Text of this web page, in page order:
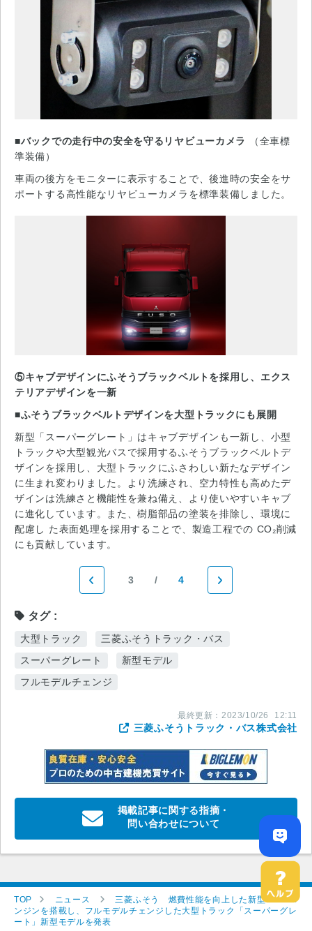
■バックでの走行中の安全を守るリヤビューカメラ
（全車標
準装備）
車両の後方をモニターに表示することで、後進時の安全をサ
ポートする高性能なリヤビューカメラを標準装備しました。
⑤キャブデザインにふそうブラックベルトを採用し、エクス
テリアデザインを一新
■ふそうブラックベルトデザインを大型トラックにも展開
新型「スーパーグレート」はキャブデザインも一新し、小型
トラックや大型観光バスで採用するふそうブラックベルトデ
ザインを採用し、大型トラックにふさわしい新たなデザイン
に生まれ変わりました。より洗練され、空力特性も高めたデ
ザインは洗練さと機能性を兼ね備え、より使いやすいキャブ
に進化しています。また、樹脂部品の塗装を排除し、環境に
配慮し た表面処理を採用することで、製造工程での CO₂削減
にも貢献しています。
3 4
タグ
大型トラック
三菱ふそうトラック・バス
スーパーグレート
新型モデル
フルモデルチェンジ
最終更新： 2023/10/26 12:11
三菱ふそうトラック・バス株式会社
掲載記事に関する指摘・
問い合わせについて
TOP ニュース
三菱ふそう 燃費性能を向上した新型6R30エ
ンジンを搭載し、フルモデルチェンジした大型トラック「スーパーグレ
ート」新型モデルを発表